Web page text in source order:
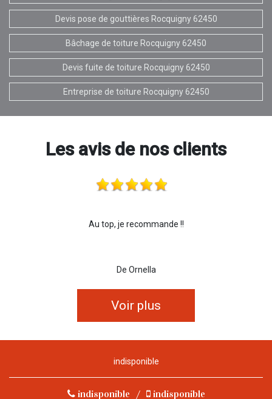
Devis pose de gouttières Rocquigny 62450
Bâchage de toiture Rocquigny 62450
Devis fuite de toiture Rocquigny 62450
Entreprise de toiture Rocquigny 62450
Les avis de nos clients
Au top, je recommande !!
De Ornella
Voir plus
indisponible
indisponible / indisponible